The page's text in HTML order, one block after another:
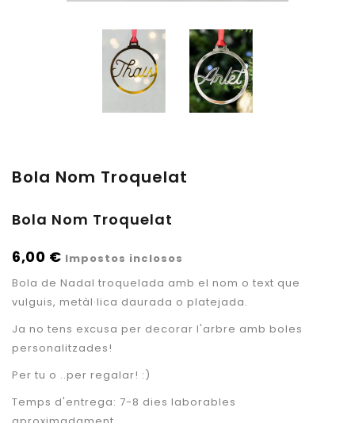
Bola Nom Troquelat
Bola Nom Troquelat
6,00 € Impostos inclosos
Bola de Nadal troquelada amb el nom o text que
vulguis, metàl·lica daurada o platejada.
Ja no tens excusa per decorar l'arbre amb boles
personalitzades!
Per tu o ..per regalar! :)
Temps d'entrega: 7-8 dies laborables